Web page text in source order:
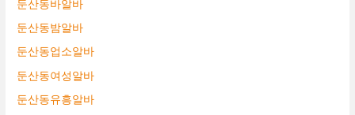
둔산동바알바
둔산동밤알바
둔산동업소알바
둔산동여성알바
둔산동유흥알바